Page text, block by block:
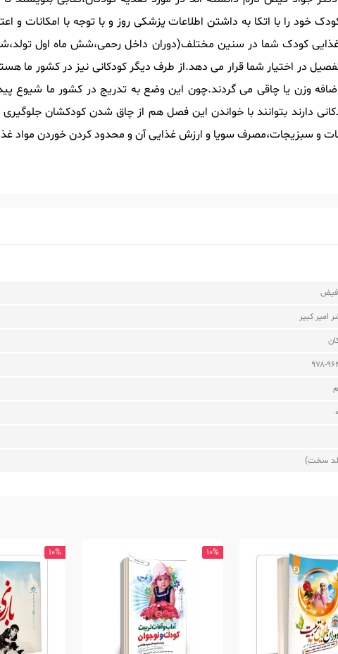
خود را با اتکا به داشتن اطلاعات پزشکی روز و با توجه با امکانات
غذایی کودک شما در سنین مختلف(دوران داخل رحمی،شش ماه اول
در اختیار شما قرار می دهد.از طرف دیگر کودکانی نیز در کشور ما
وزن یا چاقی می گردند.چون این وضع به تدریج در کشور ما شیوع
دارند بتوانند با خواندن این فصل هم از چاق شدن کودکشان
و سبزیجات،مصرف سویا و ارزش غذایی آن و محدود کردن خوردن مواد
فیض
امیر کبیر
۱۰۵۷-۰
سخت)
10%
10%